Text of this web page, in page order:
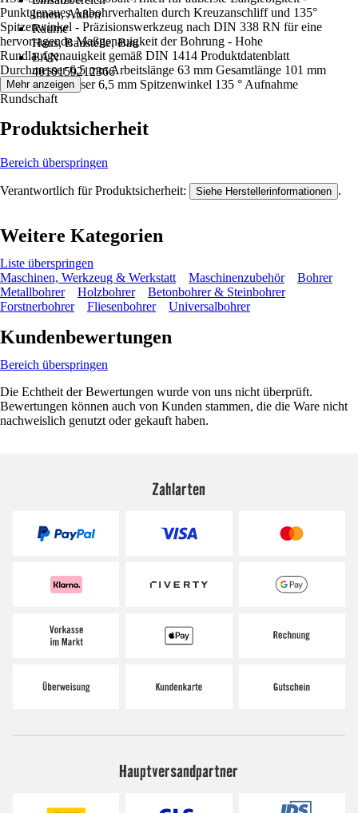
Innen, Außen
Räume
Haus, Baustelle, Bau
EAN
4010159212366
Punktgenaues Anbohrverhalten durch Kreuzanschliff und 135°
Spitzenwinkel - Präzisionswerkzeug nach DIN 338 RN für eine
hervorragende Maßgenauigkeit der Bohrung - Hohe
Rundlaufgenauigkeit gemäß DIN 1414 Produktdatenblatt
Durchmesser 6,5 mm Arbeitslänge 63 mm Gesamtlänge 101 mm
Schaftdurchmesser 6,5 mm Spitzenwinkel 135 ° Aufnahme
Rundschaft
Mehr anzeigen
Produktsicherheit
Bereich überspringen
Verantwortlich für Produktsicherheit: Siehe Herstellerinformationen .
Weitere Kategorien
Liste überspringen
Maschinen, Werkzeug & Werkstatt
Maschinenzubehör
Bohrer
Metallbohrer
Holzbohrer
Betonbohrer & Steinbohrer
Forstnerbohrer
Fliesenbohrer Universalbohrer
Kundenbewertungen
Bereich überspringen
Die Echtheit der Bewertungen wurde von uns nicht überprüft.
Bewertungen können auch von Kunden stammen, die die Ware nicht
nachweislich genutzt oder gekauft haben.
Zahlarten
Hauptversandpartner